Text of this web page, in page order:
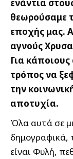
ενάντια
θεωρούσαμε
εποχής μας.
αγνούς
Για
τρόπος να
την
αποτυχία.
Όλα αυτά σε
δημογραφικά,
είναι Φυλή,